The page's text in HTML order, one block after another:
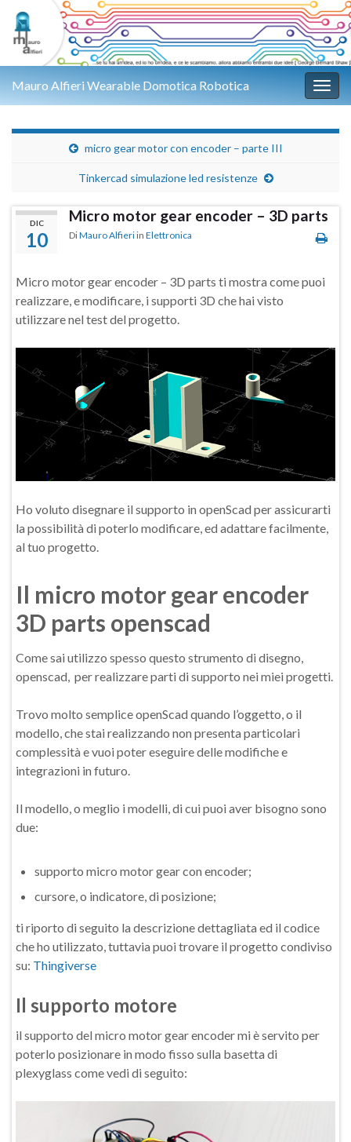
Mauro Alfieri Wearable Domotica Robotica
micro gear motor con encoder – parte III
Tinkercad simulazione led resistenze
DIC
10
Micro motor gear encoder – 3D parts
DiMauro Alfieri in Elettronica
Micro motor gear encoder – 3D parts ti mostra come puoi
realizzare, e modificare, i supporti 3D che hai visto
utilizzare nel test del progetto.
Ho voluto disegnare il supporto in openScad per assicurarti
la possibilità di poterlo modificare, ed adattare facilmente,
al tuo progetto.
Il micro motor gear encoder
3D parts openscad
Come sai utilizzo spesso questo strumento di disegno,
openscad, per realizzare parti di supporto nei miei progetti.
Trovo molto semplice openScad quando l’oggetto, o il
modello, che stai realizzando non presenta particolari
complessità e vuoi poter eseguire delle modifiche e
integrazioni in futuro.
Il modello, o meglio i modelli, di cui puoi aver bisogno sono
due:
supporto micro motor gear con encoder;
cursore, o indicatore, di posizione;
ti riporto di seguito la descrizione dettagliata ed il codice
che ho utilizzato, tuttavia puoi trovare il progetto condiviso
su: Thingiverse
Il supporto motore
il supporto del micro motor gear encoder mi è servito per
poterlo posizionare in modo fisso sulla basetta di
plexyglass come vedi di seguito: